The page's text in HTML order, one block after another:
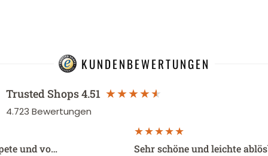
KUNDENBEWERTUNGEN
Trusted Shops4.51
4.723 Bewertungen
und vo… Sehr schöne und leichte